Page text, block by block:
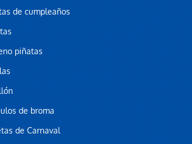
de cumpleaños
piñatas
de broma
de Carnaval